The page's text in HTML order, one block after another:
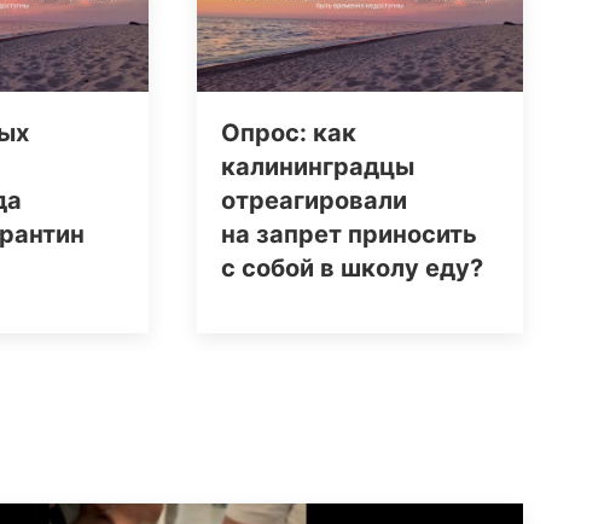
Опрос: как
калининградцы
отреагировали
на запрет приносить
с собой в школу еду?